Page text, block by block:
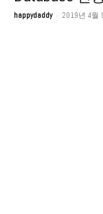
happydaddy - 2019년 4월